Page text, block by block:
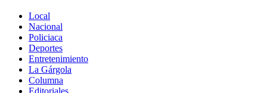
Local
Nacional
Policiaca
Deportes
Entretenimiento
La Gárgola
Columna
Editoriales